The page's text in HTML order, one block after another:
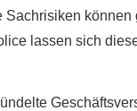
Sachrisiken können
lassen sich